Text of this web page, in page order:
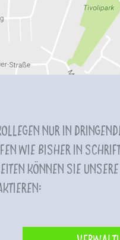
nur in
wie bisher in
können Sie